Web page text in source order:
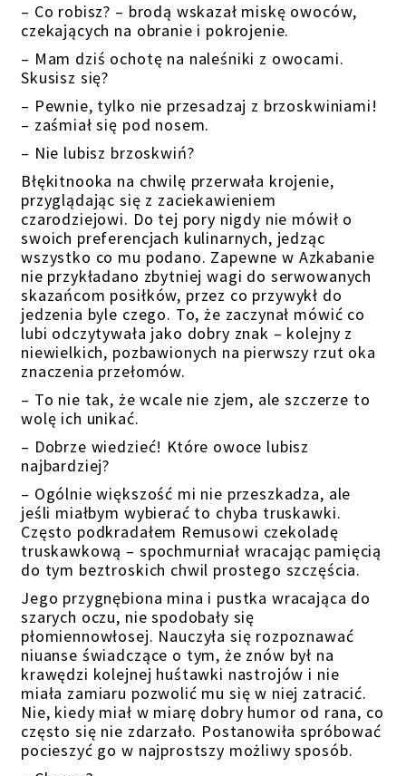
– Co robisz? – brodą wskazał miskę owoców,
czekających na obranie i pokrojenie.
– Mam dziś ochotę na naleśniki z owocami.
Skusisz się?
– Pewnie, tylko nie przesadzaj z brzoskwiniami!
– zaśmiał się pod nosem.
– Nie lubisz brzoskwiń?
Błękitnooka na chwilę przerwała krojenie,
przyglądając się z zaciekawieniem
czarodziejowi. Do tej pory nigdy nie mówił o
swoich preferencjach kulinarnych, jedząc
wszystko co mu podano. Zapewne w Azkabanie
nie przykładano zbytniej wagi do serwowanych
skazańcom posiłków, przez co przywykł do
jedzenia byle czego. To, że zaczynał mówić co
lubi odczytywała jako dobry znak – kolejny z
niewielkich, pozbawionych na pierwszy rzut oka
znaczenia przełomów.
– To nie tak, że wcale nie zjem, ale szczerze to
wolę ich unikać.
– Dobrze wiedzieć! Które owoce lubisz
najbardziej?
– Ogólnie większość mi nie przeszkadza, ale
jeśli miałbym wybierać to chyba truskawki.
Często podkradałem Remusowi czekoladę
truskawkową – spochmurniał wracając pamięcią
do tym beztroskich chwil prostego szczęścia.
Jego przygnębiona mina i pustka wracająca do
szarych oczu, nie spodobały się
płomiennowłosej. Nauczyła się rozpoznawać
niuanse świadczące o tym, że znów był na
krawędzi kolejnej huśtawki nastrojów i nie
miała zamiaru pozwolić mu się w niej zatracić.
Nie, kiedy miał w miarę dobry humor od rana, co
często się nie zdarzało. Postanowiła spróbować
pocieszyć go w najprostszy możliwy sposób.